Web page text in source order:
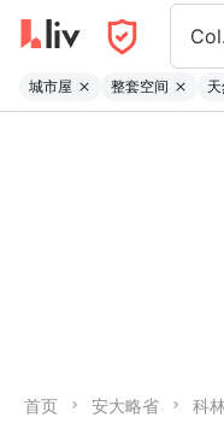
城市屋 整套空间
首页 安大略省 科